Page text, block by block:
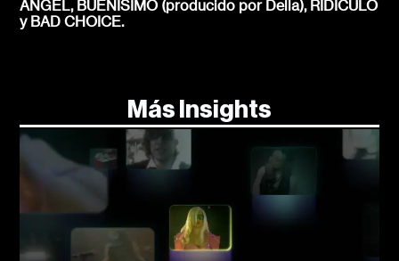
ÁNGEL, BUENÍSIMO (producido por Della), RIDÍCULO
y BAD CHOICE.
Más Insights